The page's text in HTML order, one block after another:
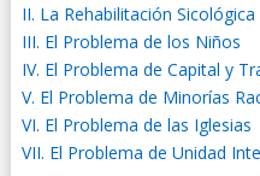
II. La Rehabilitación
III. El Problema de los Niños
IV. El Problema de Capital y
V. El Problema de Minorías
VI. El Problema de las Iglesias
VII. El Problema de Unidad